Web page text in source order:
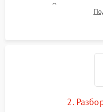
зарядки. Оценка
проверка базовых
2.